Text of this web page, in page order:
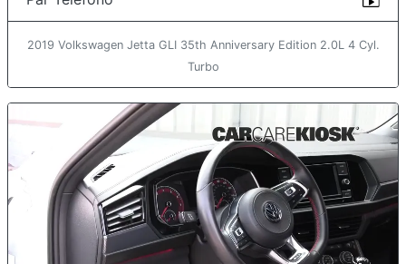
2019 Volkswagen Jetta GLI 35th Anniversary Edition 2.0L 4 Cyl.
Turbo